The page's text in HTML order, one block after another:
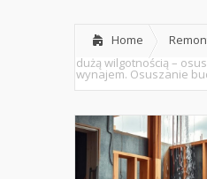
Home
dużą wilgotnością –
wynajem. Osuszanie